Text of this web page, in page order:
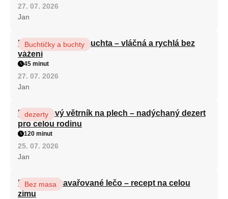
27. 07. 2026
Jan
Hrnková maková buchta – vláčná a rychlá bez
vážení
Buchtičky a buchty
45 minut
27. 07. 2026
Jan
Karamelový větrník na plech – nadýchaný dezert
pro celou rodinu
dezerty
120 minut
25. 07. 2026
Jan
Babiččino zavařované lečo – recept na celou
zimu
Bez masa